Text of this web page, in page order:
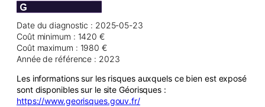
Date du diagnostic : 2025-05-23
Coût minimum : 1420 €
Coût maximum : 1980 €
Année de référence : 2023
Les informations sur les risques auxquels ce bien est exposé
sont disponibles sur le site Géorisques :
https://www.georisques.gouv.fr/